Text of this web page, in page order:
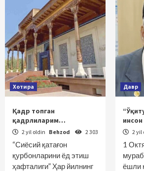
Хотира
Қадр топган
қадрлиларим…
2 yil oldin Behzod 2 303
“Сиёсий қатағон
қурбонларини ёд этиш
ҳафталиги” Ҳар йилнинг
Давр
2 yil
1
ёшли